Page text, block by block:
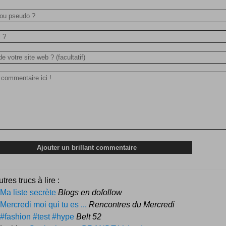
trucs à lire :
Ma liste secrète Blogs en dofollow
Mercredi moi qui tu es ... Rencontres du Mercredi
#fashion #test #hype Belt 52